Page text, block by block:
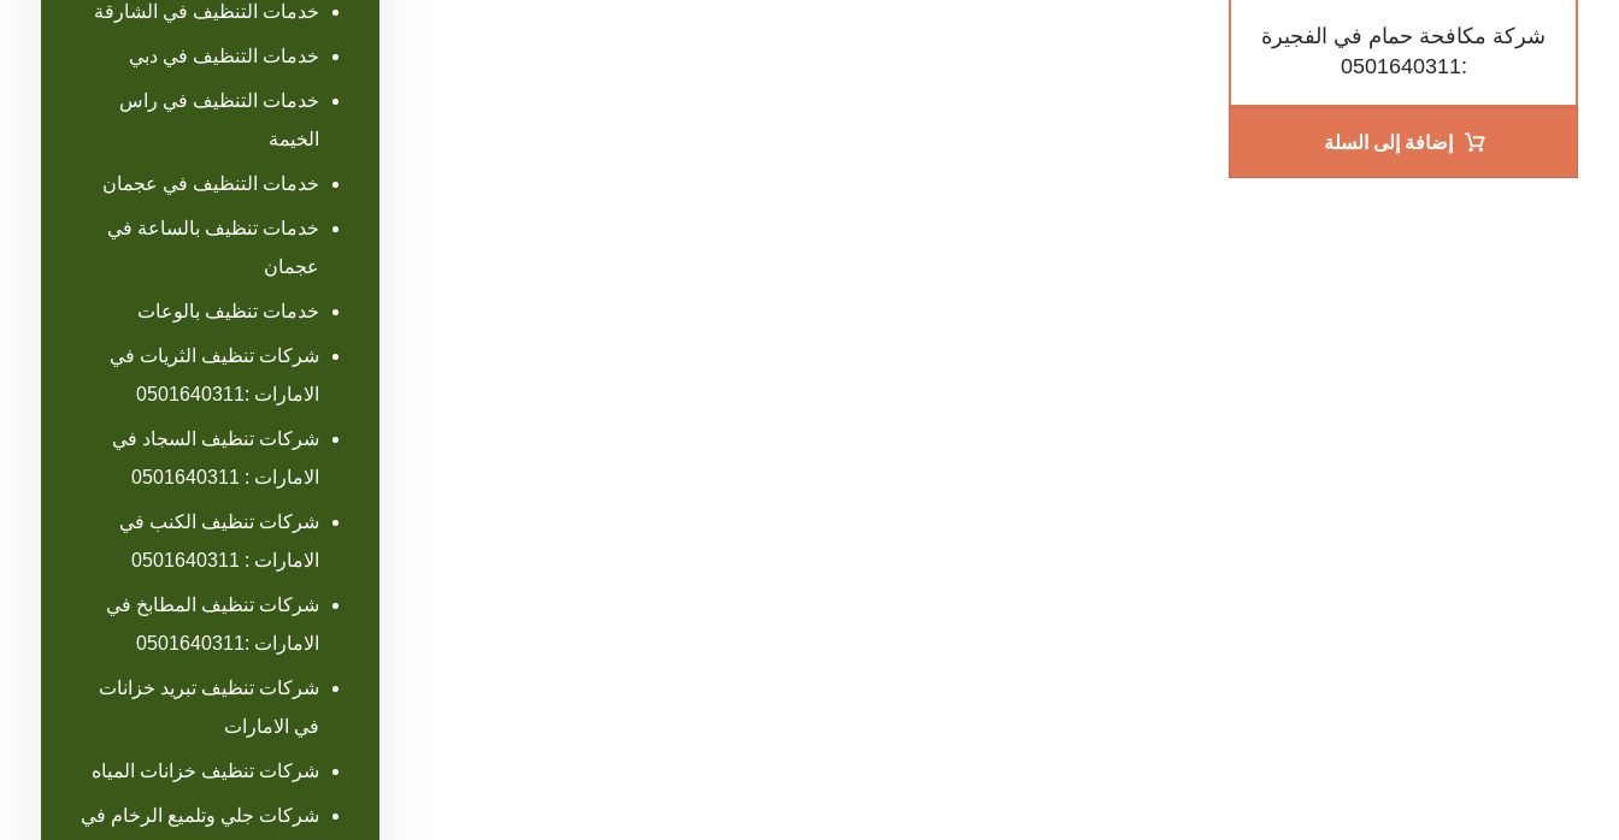
شركة مكافحة حمام في الفجيرة
:0501640311
إضافة إلى السلة
خدمات التنظيف في الشارقة
خدمات التنظيف في دبي
خدمات التنظيف في راس
الخيمة
خدمات التنظيف في عجمان
خدمات تنظيف بالساعة في
عجمان
خدمات تنظيف بالوعات
شركات تنظيف الثريات في
الامارات :0501640311
شركات تنظيف السجاد في
الامارات : 0501640311
شركات تنظيف الكنب في
الامارات : 0501640311
شركات تنظيف المطابخ في
الامارات :0501640311
شركات تنظيف تبريد خزانات
في الامارات
شركات تنظيف خزانات المياه
شركات جلي وتلميع الرخام في